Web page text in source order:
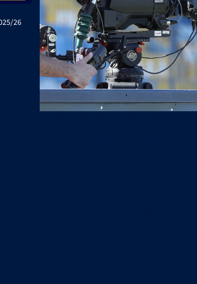
26
Publicações OficiaisEm 30/06/2026
Plano de Atividades e Orçamento 2026-27